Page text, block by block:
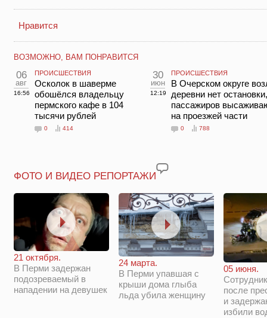
Нравится
ВОЗМОЖНО, ВАМ ПОНРАВИТСЯ
06
авг
16:56
ПРОИСШЕСТВИЯ
Осколок в шаверме
обошёлся владельцу
пермского кафе в 104
тысячи рублей
0 414
30
июн
12:19
ПРОИСШЕСТВИЯ
В Очерском округе
деревни нет остановки,
пассажиров
на проезжей части
0 788
ФОТО И ВИДЕО РЕПОРТАЖИ
21 октября.
В Перми задержан
подозреваемый в
нападении на девушек
24 марта.
В Перми упавшая с
крыши дома глыба
льда убила женщину
05 июня.
после
и
избили